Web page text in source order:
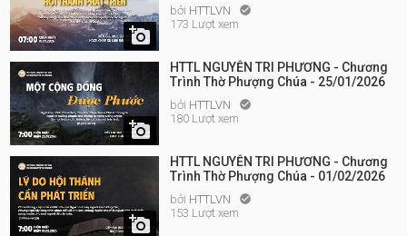

bởi HTTLVN 
173 Lượt xem

HTTL NGUYỄN TRI PHƯƠNG - Chương
Trình Thờ Phượng Chúa - 25/01/2026
bởi HTTLVN 
180 Lượt xem

HTTL NGUYỄN TRI PHƯƠNG - Chương
Trình Thờ Phượng Chúa - 01/02/2026
bởi HTTLVN 
153 Lượt xem